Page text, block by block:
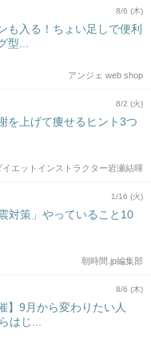
8/6 (木)
も入る！ちょい足しで便利
型...
アンジェ web shop
8/2 (火)
を上げて痩せるヒント3つ
イエットインストラクター岩瀬結暉
1/16 (火)
対策」やっていること10
朝時間.jp編集部
8/6 (木)
】9月から変わりたい人
はじ...